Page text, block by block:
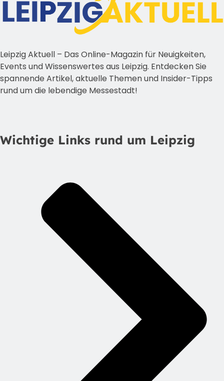
Leipzig Aktuell – Das Online-Magazin für Neuigkeiten,
Events und Wissenswertes aus Leipzig. Entdecken Sie
spannende Artikel, aktuelle Themen und Insider-Tipps
rund um die lebendige Messestadt!
Wichtige Links rund um Leipzig